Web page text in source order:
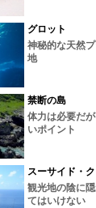
グロット
神秘的な天然
地
禁断の島
体力は必要だ
いポイント
スーサイド・
観光地の陰に
てはいけない